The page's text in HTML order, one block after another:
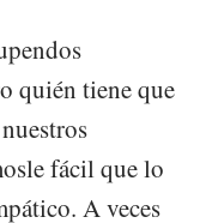
quién tiene que
fácil que lo
A veces